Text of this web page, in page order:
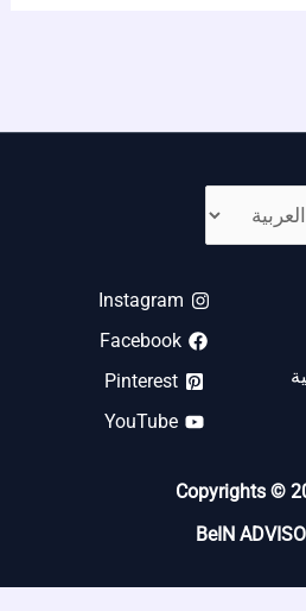
Instagram
Facebook
Pinterest
YouTube
Copyrights ©
BeIN